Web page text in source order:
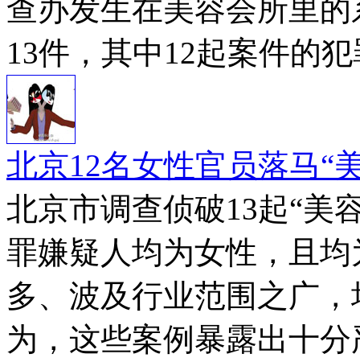
查办发生在美容会所里
13件，其中12起案件的
北京12名女性官员落马“
北京市调查侦破13起“美
罪嫌疑人均为女性，且
多、波及行业范围之广
为，这些案例暴露出十